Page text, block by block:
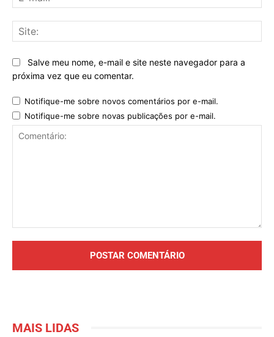
Salve meu nome, e-mail e site neste navegador para a
próxima vez que eu comentar.
Notifique-me sobre novos comentários por e-mail.
Notifique-me sobre novas publicações por e-mail.
MAIS LIDAS